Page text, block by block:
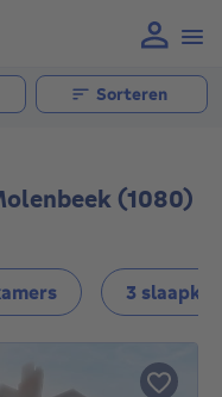
Sorteren
(1080)
3